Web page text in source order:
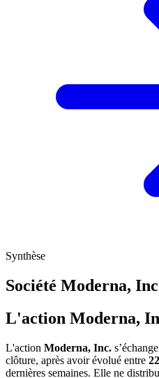
Synthèse
Société Moderna,
L'action Moderna,
L'action Moderna, Inc.
clôture, après avoir évolué entre
dernières semaines. Elle ne